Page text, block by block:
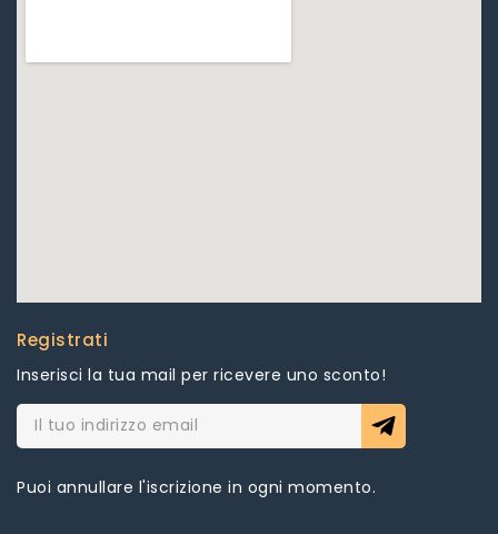
Registrati
Inserisci la tua mail per ricevere uno sconto!
Puoi annullare l'iscrizione in ogni momento.